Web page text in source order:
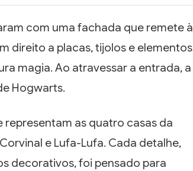
com uma fachada que remete à
direito a placas, tijolos e elementos
magia. Ao atravessar a entrada, a
Hogwarts.
as quatro casas da
e Lufa-Lufa. Cada detalhe,
decorativos, foi pensado para